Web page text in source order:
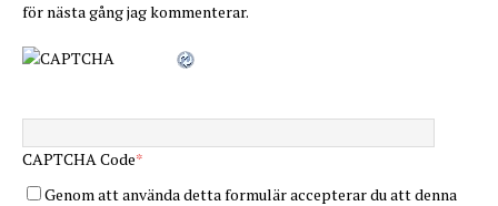
för nästa gång jag kommenterar.
CAPTCHA Code*
Genom att använda detta formulär accepterar du att denna